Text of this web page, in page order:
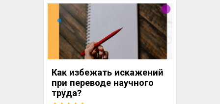
изучена досконально.
Исследователи не рассматривали связь
между наличием выдающихся
языковых способностей и социальным
статусом, расой, этнической
ориентацией. По результатам
проведенного мною онлайн-опрос...
Как избежать искажений
при переводе научного
труда?